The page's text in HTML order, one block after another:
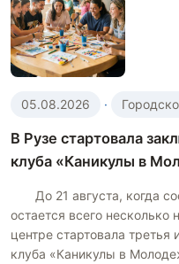
05.08.2026 ·
В Рузе стартовала
клуба «Каникулы в
До 21 августа, когда
остается всего
центре стартовала третья
клуба «Каникулы в